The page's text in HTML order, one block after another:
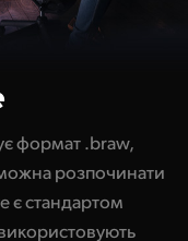
формат .braw,
розпочинати
є стандартом